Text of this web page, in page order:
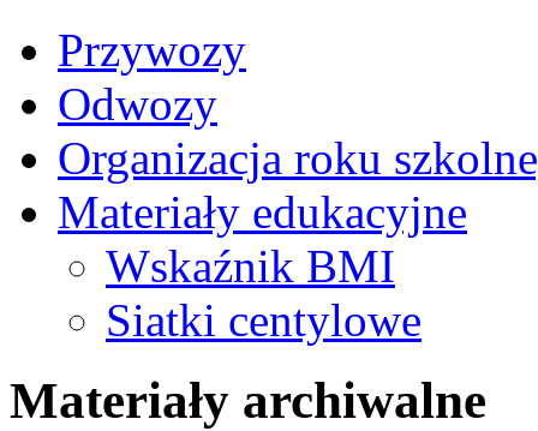
Przywozy
Odwozy
Organizacja roku
Materiały edukacyjne
Wskaźnik BMI
Siatki centylowe
Materiały archiwalne